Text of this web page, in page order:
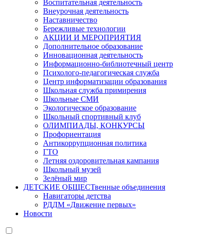
Воспитательная деятельность
Внеурочная деятельность
Наставничество
Бережливые технологии
АКЦИИ И МЕРОПРИЯТИЯ
Дополнительное образование
Инновационная деятельность
Информационно-библиотечный центр
Психолого-педагогическая служба
Центр информатизации образования
Школьная служба примирения
Школьные СМИ
Экологическое образование
Школьный спортивный клуб
ОЛИМПИАДЫ, КОНКУРСЫ
Профориентация
Антикоррупционная политика
ГТО
Летняя оздоровительная кампания
Школьный музей
Зелёный мир
ДЕТСКИЕ ОБЩЕСТвенные объединения
Навигаторы детства
РДДМ «Движение первых»
Новости